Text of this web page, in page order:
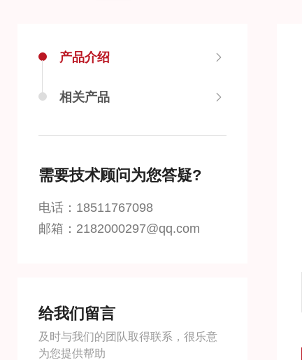
产品介绍
相关产品
需要技术顾问为您答疑?
电话：18511767098
邮箱：2182000297@qq.com
给我们留言
及时与我们的团队取得联系，很乐意
为您提供帮助